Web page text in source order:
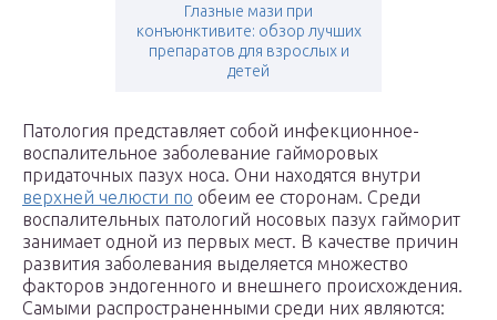
Глазные мази при
конъюнктивите: обзор лучших
препаратов для взрослых и
детей
Патология представляет собой инфекционное-
воспалительное заболевание гайморовых
придаточных пазух носа. Они находятся внутри
верхней челюсти по обеим ее сторонам. Среди
воспалительных патологий носовых пазух гайморит
занимает одной из первых мест. В качестве причин
развития заболевания выделяется множество
факторов эндогенного и внешнего происхождения.
Самыми распространенными среди них являются: